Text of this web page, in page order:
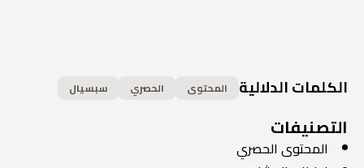
الكلمات الدلالية المحتوى الحصري سبسيال
التصنيفات
المحتوى الحصري